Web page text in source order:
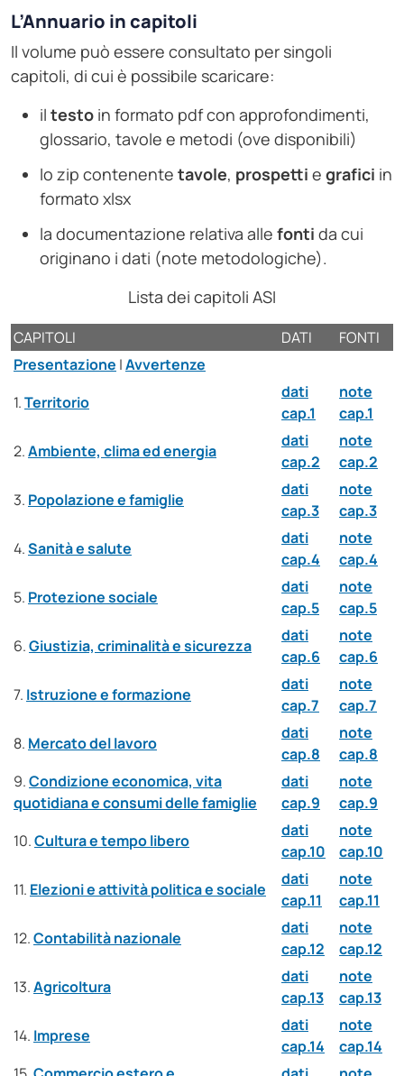
L’Annuario in capitoli
Il volume può essere consultato per singoli
capitoli, di cui è possibile scaricare:
il testo in formato pdf con approfondimenti,
glossario, tavole e metodi (ove disponibili)
lo zip contenente tavole, prospetti e grafici in
formato xlsx
la documentazione relativa alle fonti da cui
originano i dati (note metodologiche).
Lista dei capitoli ASI
CAPITOLI DATI
FONTI
Presentazione |Avvertenze
1.Territorio
dati
cap.1
note
cap.1
2.Ambiente, clima ed energia
dati
cap.2
note
cap.2
3. Popolazione e famiglie
dati
cap.3
note
cap.3
4.Sanità e salute
dati
cap.4
note
cap.4
5. Protezione sociale
dati
cap.5
note
cap.5
6.Giustizia, criminalità e sicurezza
dati
cap.6
note
cap.6
7. Istruzione e formazione
dati
cap.7
note
cap.7
8. Mercato del lavoro
dati
cap.8
note
cap.8
9.Condizione economica, vita
quotidiana e consumi delle famiglie
dati
cap.9
note
cap.9
10.Cultura e tempo libero
dati
cap.10
note
cap.10
11. Elezioni e attività politica e sociale
dati
cap.11
note
cap.11
12.Contabilità nazionale
dati
cap.12
note
cap.12
13.Agricoltura
dati
cap.13
note
cap.13
14. Imprese
dati
cap.14
note
cap.14